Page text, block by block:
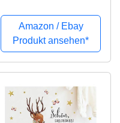
I M - 92 x 100 cm (BxH)
I Tiere Wandaufkleber
Babyzimmer
Wandsticker Kinder
Amazon / Ebay
Produkt ansehen*